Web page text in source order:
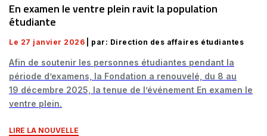
En examen le ventre plein ravit la population
étudiante
Le 27 janvier 2026 | par: Direction des affaires étudiantes
Afin de soutenir les personnes étudiantes pendant la
période d’examens, la Fondation a renouvelé, du 8 au
19 décembre 2025, la tenue de l’événement En examen le
ventre plein.
LIRE LA NOUVELLE